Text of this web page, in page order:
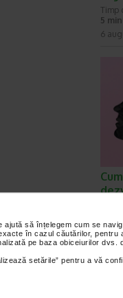
să înțelegem cum se
în cazul căutărilor, pentru
pe baza obiceiurilor dvs.
setările” pentru a vă
Timp
5
6
prin
Timp